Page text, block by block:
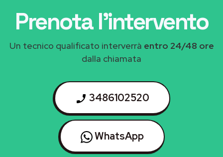
Prenota l'intervento
Un tecnico qualificato interverrà entro 24/48 ore
dalla chiamata
3486102520
WhatsApp